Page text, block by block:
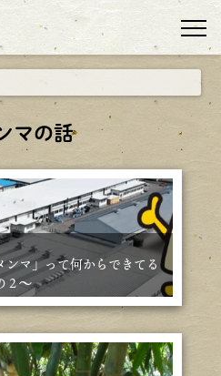
マの話
マ」って何からできてる
２～